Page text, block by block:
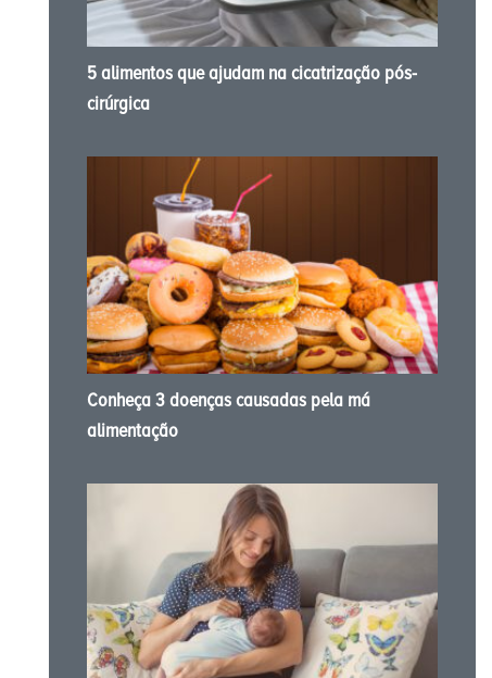
5 alimentos que ajudam na cicatrização pós-
cirúrgica
Conheça 3 doenças causadas pela má
alimentação